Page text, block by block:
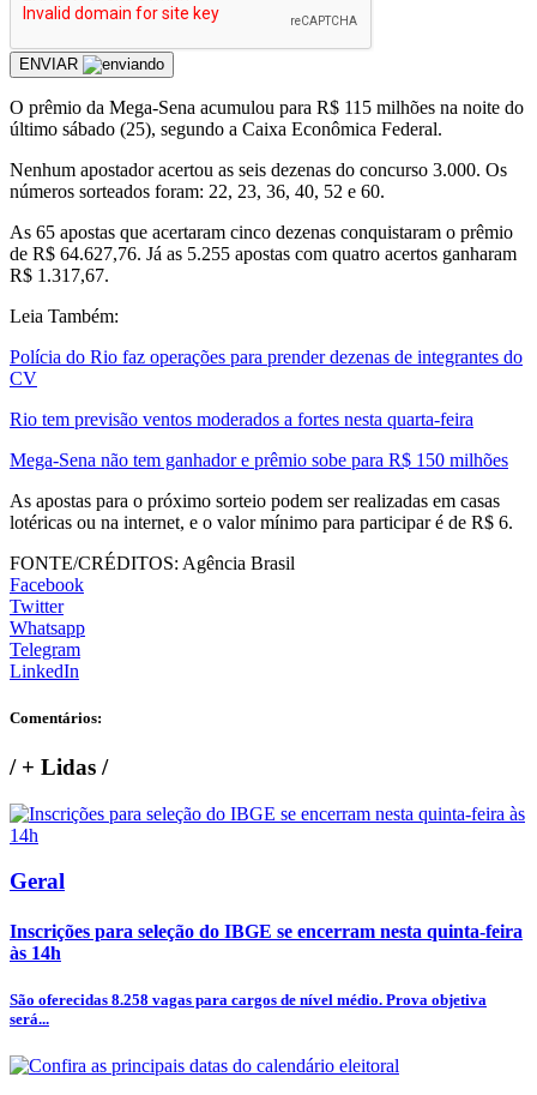
ENVIAR
O prêmio da Mega-Sena acumulou para R$ 115 milhões na noite do
último sábado (25), segundo a Caixa Econômica Federal.
Nenhum apostador acertou as seis dezenas do concurso 3.000. Os
números sorteados foram: 22, 23, 36, 40, 52 e 60.
As 65 apostas que acertaram cinco dezenas conquistaram o prêmio
de R$ 64.627,76. Já as 5.255 apostas com quatro acertos ganharam
R$ 1.317,67.
Leia Também:
Polícia do Rio faz operações para prender dezenas de integrantes do
CV
Rio tem previsão ventos moderados a fortes nesta quarta-feira
Mega-Sena não tem ganhador e prêmio sobe para R$ 150 milhões
As apostas para o próximo sorteio podem ser realizadas em casas
lotéricas ou na internet, e o valor mínimo para participar é de R$ 6.
FONTE/CRÉDITOS: Agência Brasil
Facebook
Twitter
Whatsapp
Telegram
LinkedIn
Comentários:
/+ Lidas /
Geral
Inscrições para seleção do IBGE se encerram nesta quinta-feira
às 14h
São oferecidas 8.258 vagas para cargos de nível médio. Prova objetiva
será...